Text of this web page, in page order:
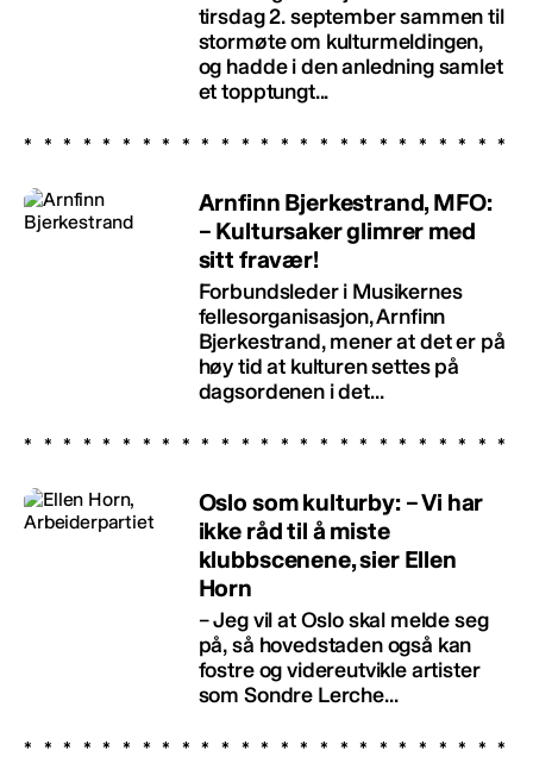
tirsdag 2. september sammen til
stormøte om kulturmeldingen,
og hadde i den anledning samlet
et topptungt...
Arnfinn Bjerkestrand, MFO:
– Kultursaker glimrer med
sitt fravær!
Forbundsleder i Musikernes
fellesorganisasjon, Arnfinn
Bjerkestrand, mener at det er på
høy tid at kulturen settes på
dagsordenen i det...
Oslo som kulturby: – Vi har
ikke råd til å miste
klubbscenene, sier Ellen
Horn
– Jeg vil at Oslo skal melde seg
på, så hovedstaden også kan
fostre og videreutvikle artister
som Sondre Lerche...